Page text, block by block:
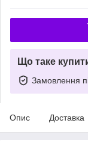
Що таке
Замовлення
Опис Доставка